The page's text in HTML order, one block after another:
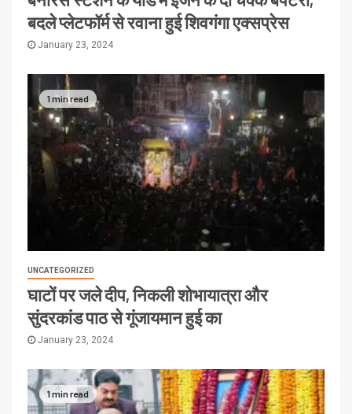
बदले प्लेटफॉर्म से रवाना हुई शिवगंगा एक्सप्रेस
January 23, 2024
1 min read
UNCATEGORIZED
घाटों पर जले दीप, निकली शोभायात्रा और
सुंदरकांड पाठ से गूंजायमान हुई का
January 23, 2024
1 min read